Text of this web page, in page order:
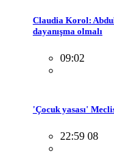
Claudia Korol:
dayanışma olmalı
09:02
'Çocuk yasası'
22:59 08